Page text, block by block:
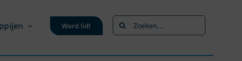
Word lid!
Zoeken
naar: